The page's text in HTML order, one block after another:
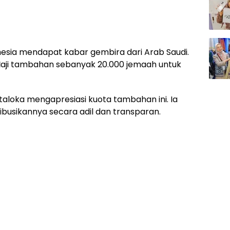
mendapat kabar gembira dari Arab Saudi.
tambahan sebanyak 20.000 jemaah untuk
mengapresiasi kuota tambahan ini. Ia
secara adil dan transparan.